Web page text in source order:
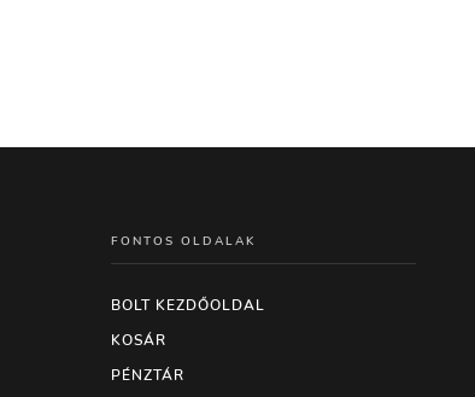
FONTOS OLDALAK
BOLT KEZDŐOLDAL
KOSÁR
PÉNZTÁR